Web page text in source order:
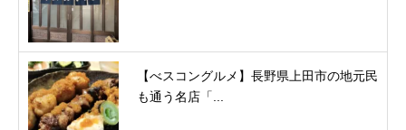
【べスコングルメ】長野県上田市の地元民
も通う名店「...